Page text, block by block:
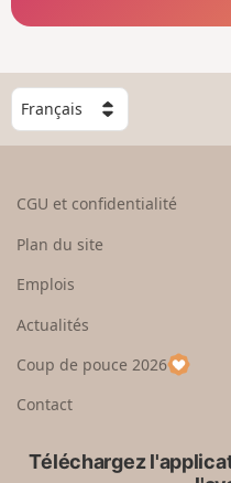
C
h
o
e
u
p
a
CGU et confidentialité
Plan du site
Emplois
Actualités
Coup de pouce 2026
Contact
Téléchargez